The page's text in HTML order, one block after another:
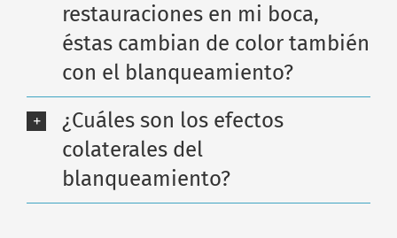
restauraciones en mi boca,
éstas cambian de color también
con el blanqueamiento?
¿Cuáles son los efectos
colaterales del
blanqueamiento?